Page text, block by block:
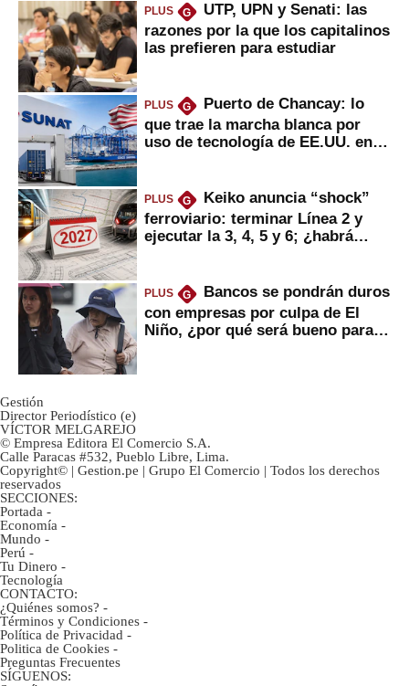
PLUS G
UTP, UPN y Senati: las
razones por la que los capitalinos
las prefieren para estudiar
PLUS G
Puerto de Chancay: lo
que trae la marcha blanca por
uso de tecnología de EE.UU. en
PLUS G
Keiko anuncia “shock”
ferroviario: terminar Línea 2 y
ejecutar la 3, 4, 5 y 6; ¿habrá
PLUS G
Bancos se pondrán duros
con empresas por culpa de El
Niño, ¿por qué será bueno para
Gestión
Director Periodístico (e)
VÍCTOR MELGAREJO
© Empresa Editora El Comercio S.A.
Calle Paracas #532, Pueblo Libre, Lima.
Copyright© | Gestion.pe | Grupo El Comercio | Todos los derechos
reservados
SECCIONES:
Portada -
Economía -
Mundo -
Perú -
Tu Dinero -
Tecnología
CONTACTO:
¿Quiénes somos? -
Términos y Condiciones -
Política de Privacidad -
Politica de Cookies -
Preguntas Frecuentes
SÍGUENOS: